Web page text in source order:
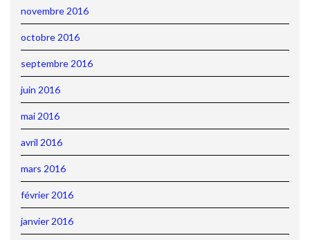
novembre 2016
octobre 2016
septembre 2016
juin 2016
mai 2016
avril 2016
mars 2016
février 2016
janvier 2016